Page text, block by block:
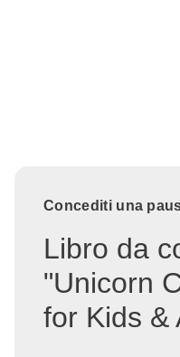
Concediti una
Libro da
"Unicorn
for Kids &